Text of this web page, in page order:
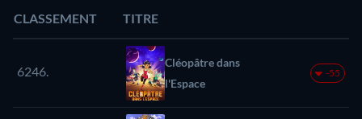
CLASSEMENT TITRE
6246.
Cléopâtre dans
l'Espace
-55